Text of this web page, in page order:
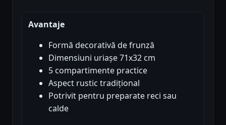
Avantaje
Formă decorativă de frunză
Dimensiuni uriașe 71x32 cm
5 compartimente practice
Aspect rustic tradițional
Potrivit pentru preparate reci sau
calde